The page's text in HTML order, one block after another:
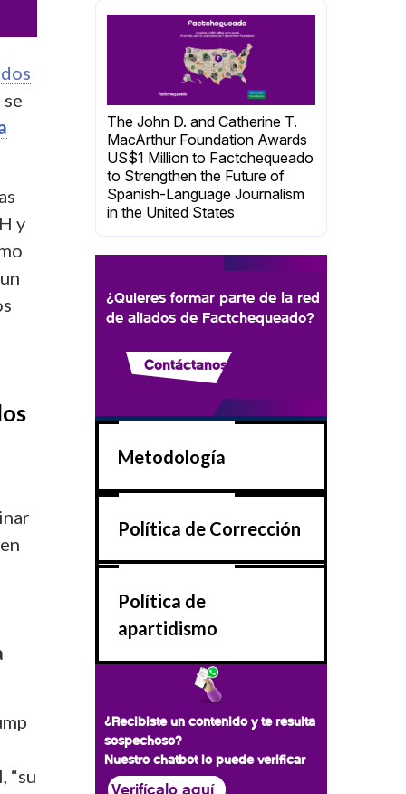
y
“su
The John D. and Catherine T.
MacArthur Foundation Awards
US$1 Million to Factchequeado
to Strengthen the Future of
Spanish-Language Journalism
in the United States
¿Quieres formar parte de la red
de aliados de Factchequeado?
Contáctanos
Metodología
Política de Corrección
Política de
apartidismo
¿Recibiste un contenido y te resulta
sospechoso?
Nuestro chatbot lo puede verificar
Verifícalo aquí